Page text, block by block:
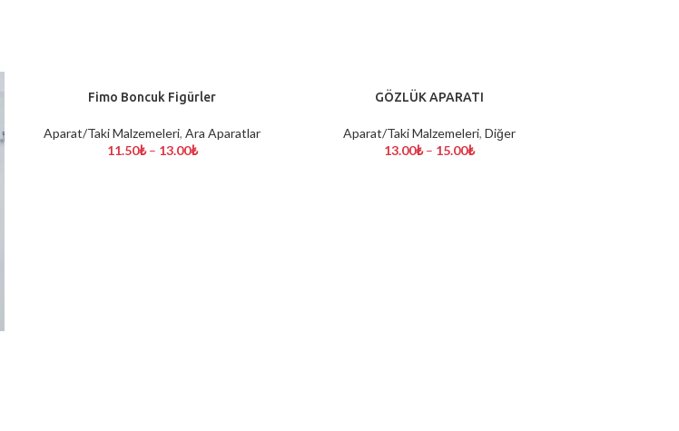
SEÇENEKLERFimo Boncuk Figürler
Aparat/Taki Malzemeleri,Ara Aparatlar
11.50₺ – 13.00₺
GÖZLÜK APARATI
Aparat/Taki Malzemeleri,Diğer
13.00₺ – 15.00₺